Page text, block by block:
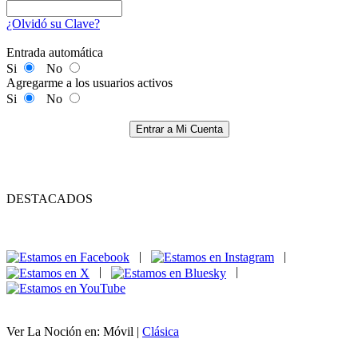
¿Olvidó su Clave?
Entrada automática
Si
No
Agregarme a los usuarios activos
Si
No
Entrar a Mi Cuenta
DESTACADOS
|
|
|
|
Ver La Noción en: Móvil | Clásica